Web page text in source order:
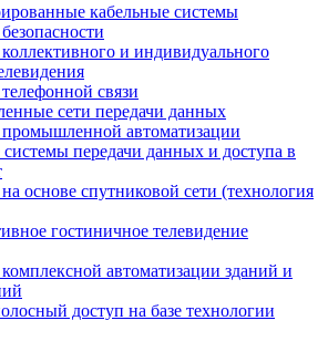
кабельные системы
и индивидуального
связи
сети передачи данных
автоматизации
передачи данных и доступа в
основе спутниковой сети (технология
гостиничное телевидение
автоматизации зданий и
доступ на базе технологии